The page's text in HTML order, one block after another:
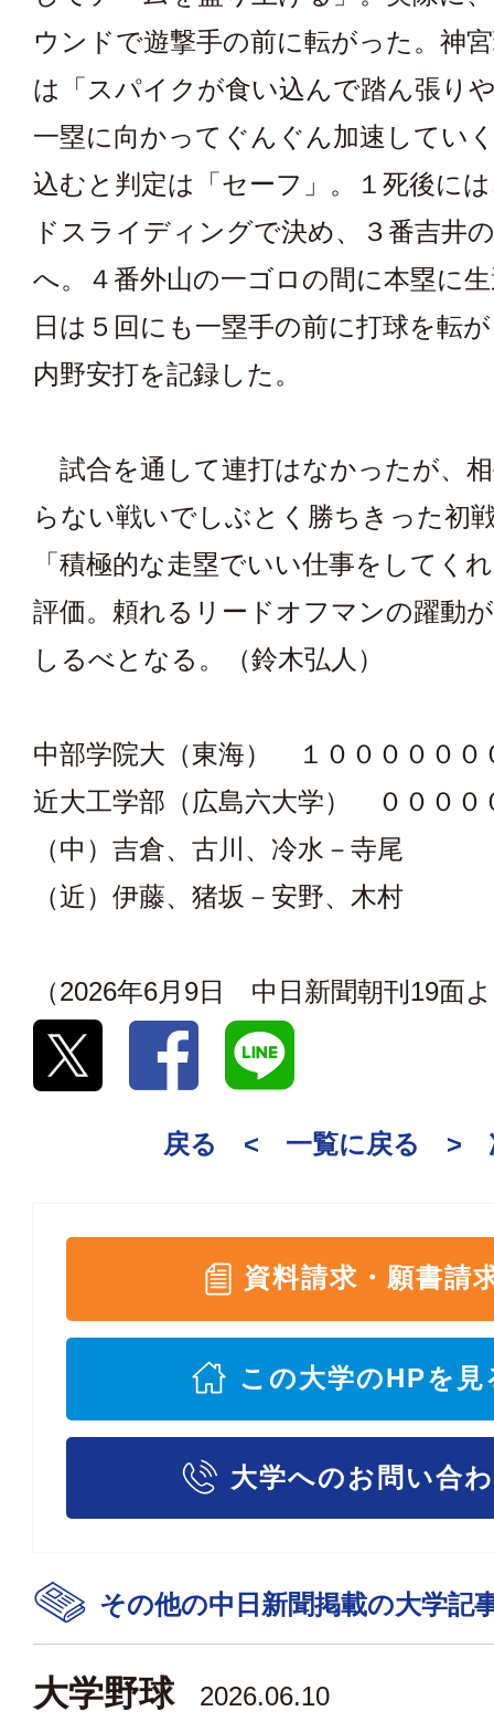
ウンドで遊撃手の前に転がった。神
は「スパイクが食い込んで踏ん張り
一塁に向かってぐんぐん加速してい
込むと判定は「セーフ」。１死後に
ドスライディングで決め、３番吉井
へ。４番外山の一ゴロの間に本塁に
日は５回にも一塁手の前に打球を転
内野安打を記録した。
試合を通して連打はなかったが、
らない戦いでしぶとく勝ちきった初
「積極的な走塁でいい仕事をしてく
評価。頼れるリードオフマンの躍動
しるべとなる。（鈴木弘人）
中部学院大（東海） １００００００
近大工学部（広島六大学） ００００
（中）吉倉、古川、冷水－寺尾
（近）伊藤、猪坂－安野、木村
（2026年6月9日 中日新聞朝刊19面
戻る < 一覧に戻る >
資料請求・願書請
この大学のHPを見
大学へのお問い合
その他の中日新聞掲載の大学記
大学野球
2026.06.10